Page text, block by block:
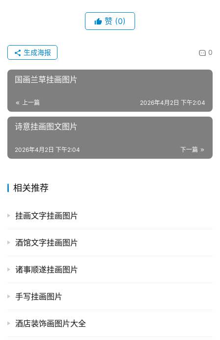
赞 (0)
0
生成海报
国画兰草挂画图片
上一篇 2026年4月2日 下午2:04
诗意挂画图文图片
下一篇
2026年4月2日 下午2:04
相关推荐
挂画文字挂画图片
酒馆文字挂画图片
诸事顺遂挂画图片
手写挂画图片
酒店装饰画图片大全